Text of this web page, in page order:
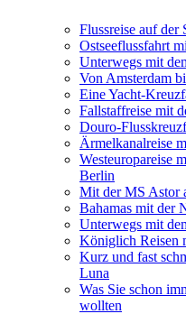
Flussreise auf der
Ostseeflussfahrt
Unterwegs mit
Von Amsterdam
Eine Yacht-
Fallstaffreise mit
Douro-
Ärmelkanalreise
Westeuropareise
Berlin
Mit der MS Astor
Bahamas mit der
Unterwegs mit
Königlich Reisen
Kurz und fast
Luna
Was Sie schon
wollten